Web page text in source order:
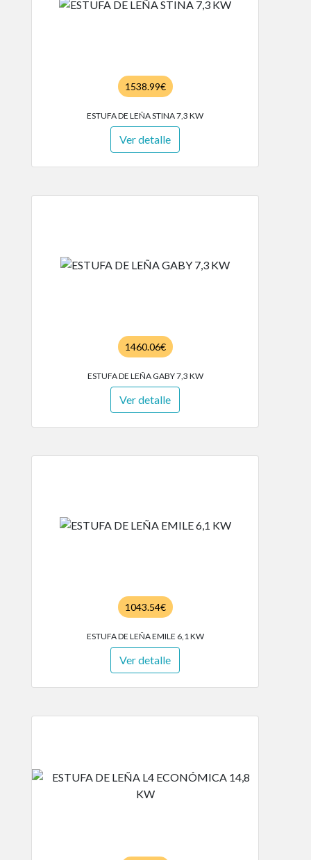
1538.99€
ESTUFA DE LEÑA STINA 7,3 KW
Ver detalle
1460.06€
ESTUFA DE LEÑA GABY 7,3 KW
Ver detalle
1043.54€
ESTUFA DE LEÑA EMILE 6,1 KW
Ver detalle